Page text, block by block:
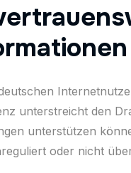
unterstreicht den
unterstützen
oder nicht